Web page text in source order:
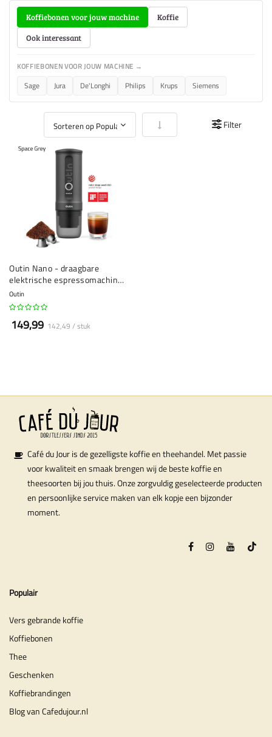
Koffiebonen voor jouw machine
Koffie
Ook interessant
KOFFIEBONEN VOOR JOUW MACHINE →
Sage Jura De'Longhi Philips Krups Siemens
Van laag naar hoog sorteren
Filter
Outin Nano - draagbare
elektrische espressomachine
- capsules & gemalen koffie
Outin
149,99 142,49 / stuk
Café du Jour is de gezelligste koffie en theehandel. Met passie
voor kwaliteit en smaak brengen wij de beste koffie en
theesoorten bij jou thuis. Onze zorgvuldig geselecteerde producten
en persoonlijke service maken van elk kopje een bijzonder
moment.
Populair
Vers gebrande koffie
Koffiebonen
Thee
Geschenken
Koffiebrandingen
Blog van Cafedujour.nl